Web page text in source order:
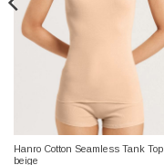
Hanro Cotton Seamless Tank Top
beige